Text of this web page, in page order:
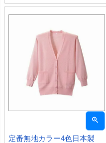
定番無地カラー4色日本製